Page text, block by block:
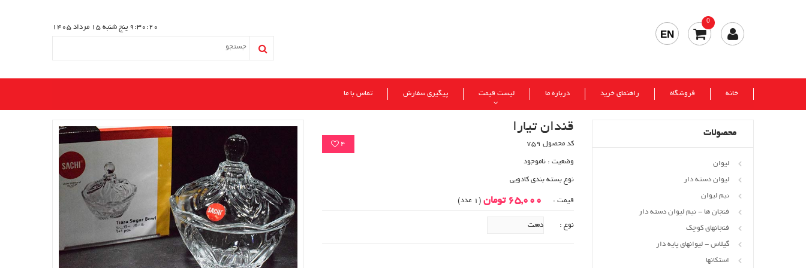
9:30:20 پنج شنبه 15 مرداد 1405
0
EN
خانه فروشگاه راهنمای خرید درباره ما لیست قیمت پیگیری سفارش تماس با ما
قندان تیارا
4 کد محصول 759
وضعیت : ناموجود
نوع بسته بندی کادویی
قیمت : 65,000 تومان (1 عدد)
نوع :
محصولات
لیوان
لیوان دسته دار
نیم لیوان
فنجان ها - نیم لیوان دسته دار
فنجانهای کوچک
گیلاس - لیوانهای پایه دار
استکانها